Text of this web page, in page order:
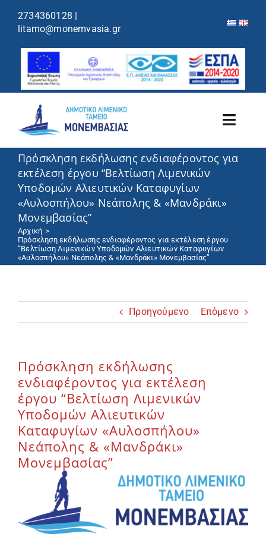
2734360128 |
litamo@monemvasia.gr
Λιμενικό Ταμείο
Λιμάνια/Ελλιμενισμός
Ανακοινώσεις
Επικοινωνία
Πρόσκληση εκδήλωσης ενδιαφέροντος για
εκτέλεση έργου “Βελτίωση Λιμενικών
Υποδομών Αλιευτικών Καταφυγίων
«Αυλοσπήλου» Νεάπολης & «Μανδράκι»
Μονεμβασίας”
Αρχική
Πρόσκληση εκδήλωσης ενδιαφέροντος για εκτέλεση έργου
“Βελτίωση Λιμενικών Υποδομών Αλιευτικών Καταφυγίων
«Αυλοσπήλου» Νεάπολης & «Μανδράκι» Μονεμβασίας”
Προηγούμενο Επόμενο
Πρόσκληση εκδήλωσης
ενδιαφέροντος για εκτέλεση
έργου “Βελτίωση Λιμενικών
Υποδομών Αλιευτικών
Καταφυγίων «Αυλοσπήλου»
Νεάπολης & «Μανδράκι»
Μονεμβασίας”